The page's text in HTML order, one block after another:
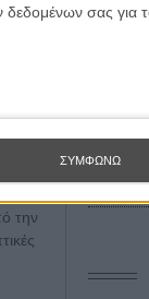
δεδομένων σας
ΣΥΜΦΩΝΩ
στα
την
Μια Θέση
A Place
Ψηλά
Tacones
Πέδρο